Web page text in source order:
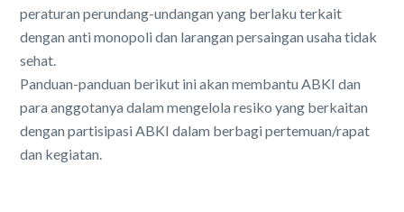
peraturan perundang-undangan yang berlaku terkait
dengan anti monopoli dan larangan persaingan usaha tidak
sehat.
Panduan-panduan berikut ini akan membantu ABKI dan
para anggotanya dalam mengelola resiko yang berkaitan
dengan partisipasi ABKI dalam berbagi pertemuan/rapat
dan kegiatan.